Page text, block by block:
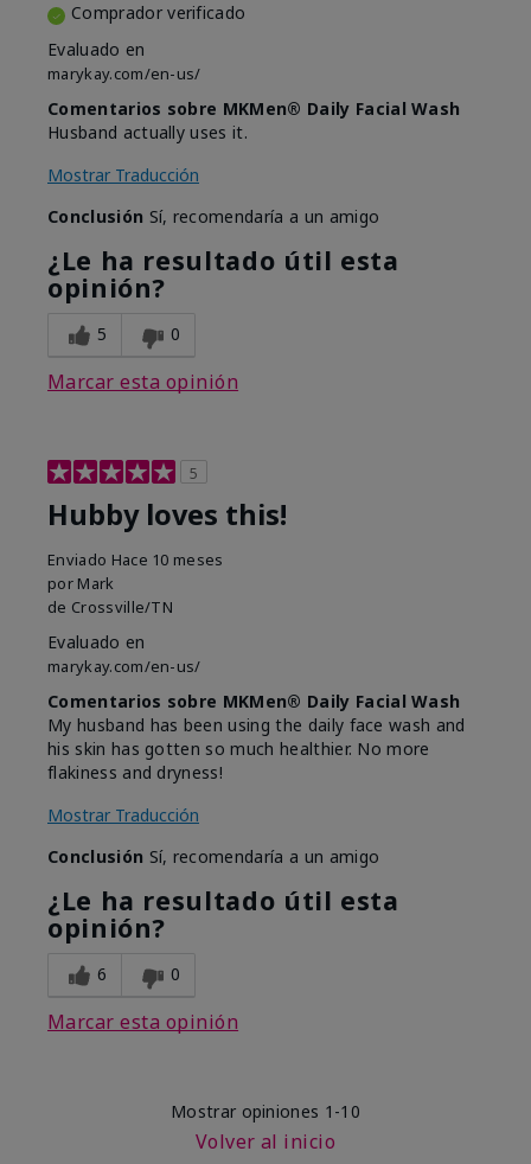
Comprador verificado
Evaluado en
marykay.com/en-us/
Comentarios sobre MKMen® Daily Facial Wash
Husband actually uses it.
Mostrar Traducción
Conclusión Sí, recomendaría a un amigo
¿Le ha resultado útil esta
opinión?
5 0
Marcar esta opinión
5
Hubby loves this!
Enviado Hace 10 meses
por Mark
de Crossville/TN
Evaluado en
marykay.com/en-us/
Comentarios sobre MKMen® Daily Facial Wash
My husband has been using the daily face wash and
his skin has gotten so much healthier. No more
flakiness and dryness!
Mostrar Traducción
Conclusión Sí, recomendaría a un amigo
¿Le ha resultado útil esta
opinión?
6 0
Marcar esta opinión
Mostrar opiniones 1-10
Volver al inicio